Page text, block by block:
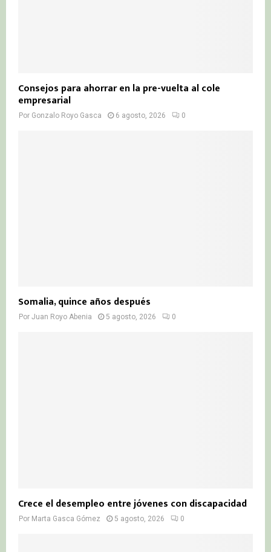
Consejos para ahorrar en la pre-vuelta al cole
empresarial
Por Gonzalo Royo Gasca 6 agosto, 2026 0
Somalia, quince años después
Por Juan Royo Abenia 5 agosto, 2026 0
Crece el desempleo entre jóvenes con discapacidad
Por Marta Gasca Gómez 5 agosto, 2026 0